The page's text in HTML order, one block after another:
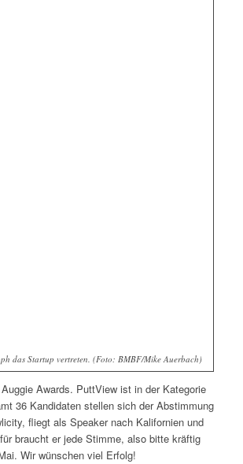
das Startup vertreten. (Foto: BMBF/Mike Auerbach)
Awards. PuttView ist in der Kategorie
36 Kandidaten stellen sich der Abstimmung
fliegt als Speaker nach Kalifornien und
braucht er jede Stimme, also bitte kräftig
Wir wünschen viel Erfolg!